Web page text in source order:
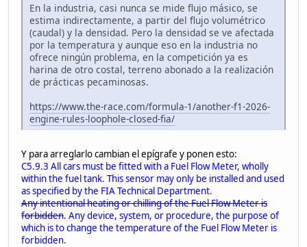
En la industria, casi nunca se mide flujo másico, se
estima indirectamente, a partir del flujo volumétrico
(caudal) y la densidad. Pero la densidad se ve afectada
por la temperatura y aunque eso en la industria no
ofrece ningún problema, en la competición ya es
harina de otro costal, terreno abonado a la realización
de prácticas pecaminosas.
https://www.the-race.com/formula-1/another-f1-2026-
engine-rules-loophole-closed-fia/
Y para arreglarlo cambian el epígrafe y ponen esto:
C5.9.3 All cars must be fitted with a Fuel Flow Meter, wholly
within the fuel tank. This sensor may only be installed and used
as specified by the FIA Technical Department.
Any intentional heating or chilling of the Fuel Flow Meter is
forbidden. Any device, system, or procedure, the purpose of
which is to change the temperature of the Fuel Flow Meter is
forbidden.